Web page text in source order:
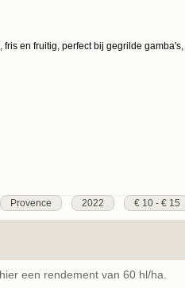
fris en fruitig, perfect bij gegrilde gamba's,
Provence 2022 € 10 - € 15
een rendement van 60 hl/ha.